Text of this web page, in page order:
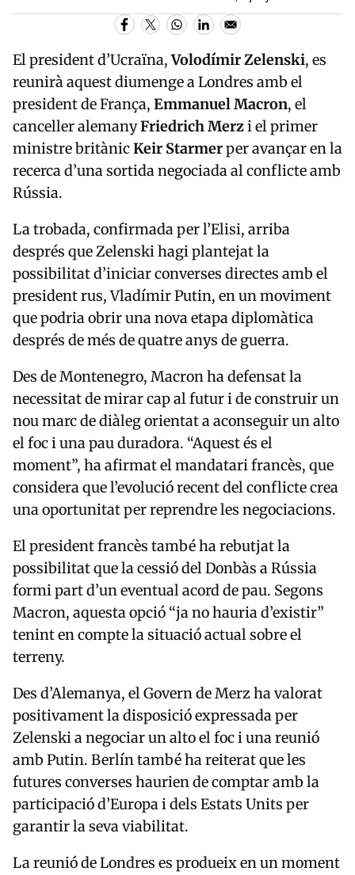
El president d’Ucraïna,Volodímir Zelenski, es
reunirà aquest diumenge a Londres amb el
president de França, Emmanuel Macron, el
canceller alemanyFriedrich Merzi el primer
ministre britànicKeir Starmerper avançar en la
recerca d’una sortida negociada al conflicte amb
Rússia.
La trobada, confirmada per l’Elisi, arriba
després que Zelenski hagi plantejat la
possibilitat d’iniciar converses directes amb el
president rus,Vladímir Putin, en un moviment
que podria obrir una nova etapa diplomàtica
després de més de quatre anys de guerra.
Des de Montenegro, Macron ha defensat la
necessitat de mirar cap al futur i de construir un
nou marc de diàleg orientat a aconseguir un alto
el foc i una pau duradora. “Aquest és el
moment”, ha afirmat el mandatari francès, que
considera que l’evolució recent del conflicte crea
una oportunitat per reprendre les negociacions.
El president francès també ha rebutjat la
possibilitat que la cessió del Donbàs a Rússia
formi part d’un eventual acord de pau. Segons
Macron, aquesta opció “ja no hauria d’existir”
tenint en compte la situació actual sobre el
terreny.
Des d’Alemanya, el Govern de Merz ha valorat
positivament la disposició expressada per
Zelenski a negociar un alto el foc i una reunió
amb Putin. Berlín també ha reiterat que les
futures converses haurien de comptar amb la
participació d’Europa i dels Estats Units per
garantir la seva viabilitat.
La reunió de Londres es produeix en un moment